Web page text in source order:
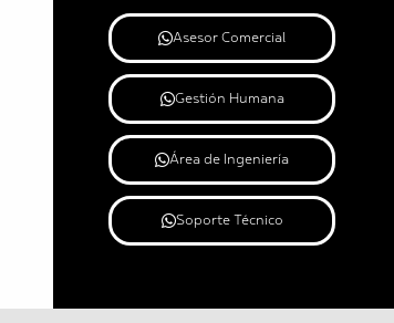
Asesor Comercial
Gestión Humana
Área de Ingeniería
Soporte Técnico